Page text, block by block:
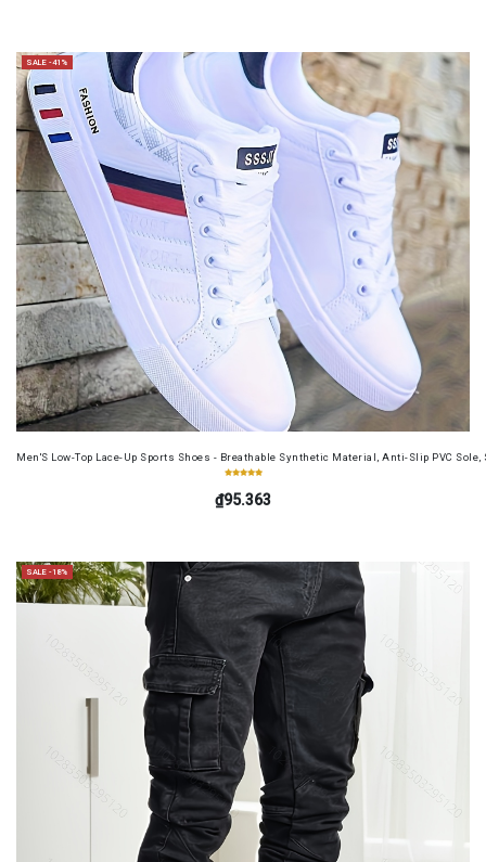
SALE -41%
Men'S Low-Top Lace-Up Sports Shoes - Breathable Synthetic Material, Anti-Slip PVC
₫95.363
SALE -18%